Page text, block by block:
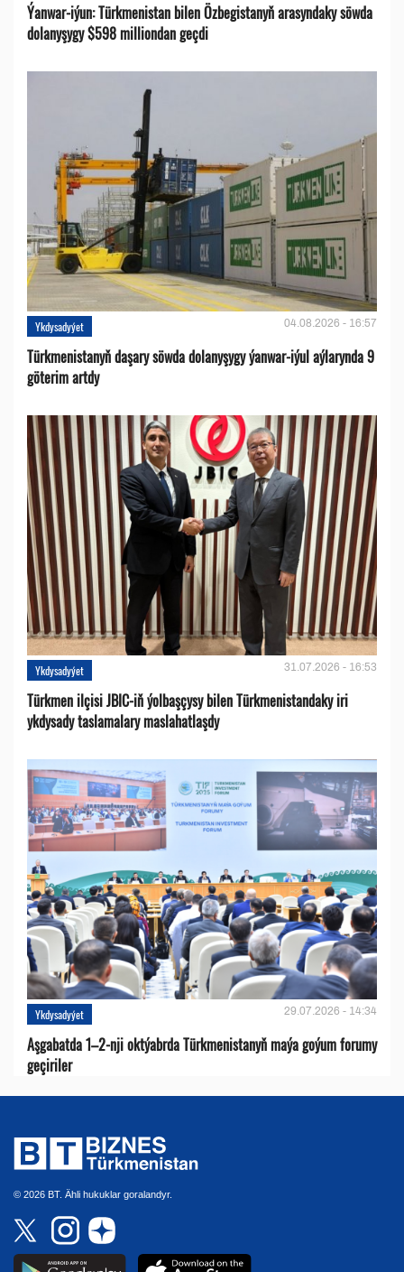
Ýanwar-iýun: Türkmenistan bilen Özbegistanyň arasyndaky söwda
dolanyşygy $598 milliondan geçdi
Ykdysadyýet 04.08.2026 - 16:57
Türkmenistanyň daşary söwda dolanyşygy ýanwar-iýul aýlarynda 9
göterim artdy
Ykdysadyýet 31.07.2026 - 16:53
Türkmen ilçisi JBIC-iň ýolbaşçysy bilen Türkmenistandaky iri
ykdysady taslamalary maslahatlaşdy
Ykdysadyýet 29.07.2026 - 14:34
Aşgabatda 1–2-nji oktýabrda Türkmenistanyň maýa goýum forumy
geçiriler
© 2026 BT. Ähli hukuklar goralandyr.